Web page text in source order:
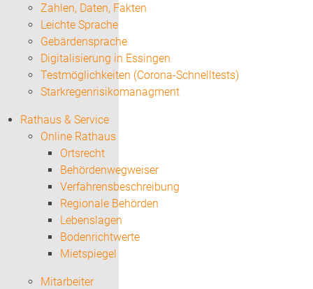
Zahlen, Daten, Fakten
Leichte Sprache
Gebärdensprache
Digitalisierung in Essingen
Testmöglichkeiten (Corona-Schnelltests)
Starkregenrisikomanagment
Rathaus & Service
Online Rathaus
Ortsrecht
Behördenwegweiser
Verfahrensbeschreibung
Regionale Behörden
Lebenslagen
Bodenrichtwerte
Mietspiegel
Mitarbeiter